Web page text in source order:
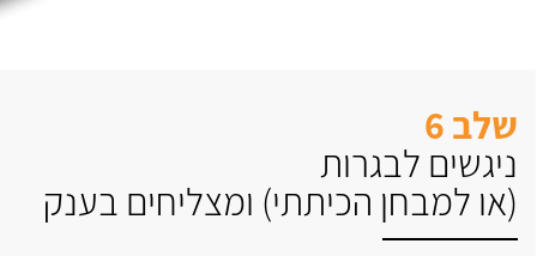
שלב 6
ניגשים לבגרות
(או למבחן הכיתתי) ומצליחים בענק